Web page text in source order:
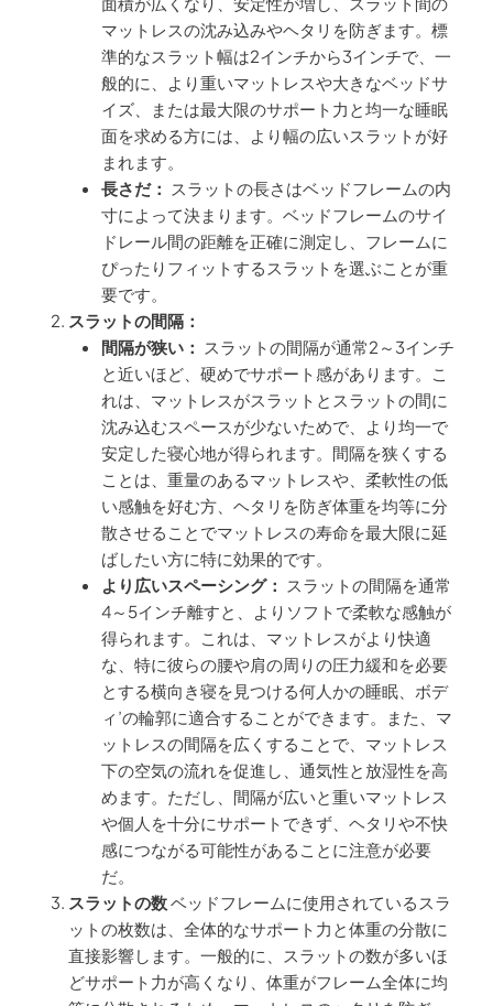
マットレスの沈み込みやヘタリを防ぎます。標
準的なスラット幅は2インチから3インチで、一
般的に、より重いマットレスや大きなベッドサ
イズ、または最大限のサポート力と均一な睡眠
面を求める方には、より幅の広いスラットが好
まれます。
長さだ： スラットの長さはベッドフレームの内
寸によって決まります。ベッドフレームのサイ
ドレール間の距離を正確に測定し、フレームに
ぴったりフィットするスラットを選ぶことが重
要です。
スラットの間隔：
間隔が狭い： スラットの間隔が通常2～3インチ
と近いほど、硬めでサポート感があります。こ
れは、マットレスがスラットとスラットの間に
沈み込むスペースが少ないためで、より均一で
安定した寝心地が得られます。間隔を狭くする
ことは、重量のあるマットレスや、柔軟性の低
い感触を好む方、ヘタリを防ぎ体重を均等に分
散させることでマットレスの寿命を最大限に延
ばしたい方に特に効果的です。
より広いスペーシング： スラットの間隔を通常
4～5インチ離すと、よりソフトで柔軟な感触が
得られます。これは、マットレスがより快適
な、特に彼らの腰や肩の周りの圧力緩和を必要
とする横向き寝を見つける何人かの睡眠、ボデ
ィ’の輪郭に適合することができます。また、マ
ットレスの間隔を広くすることで、マットレス
下の空気の流れを促進し、通気性と放湿性を高
めます。ただし、間隔が広いと重いマットレス
や個人を十分にサポートできず、ヘタリや不快
感につながる可能性があることに注意が必要
だ。
スラットの数ベッドフレームに使用されているスラ
ットの枚数は、全体的なサポート力と体重の分散に
直接影響します。一般的に、スラットの数が多いほ
どサポート力が高くなり、体重がフレーム全体に均